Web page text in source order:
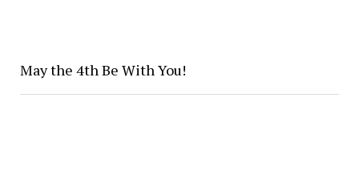
May the 4th Be With You!